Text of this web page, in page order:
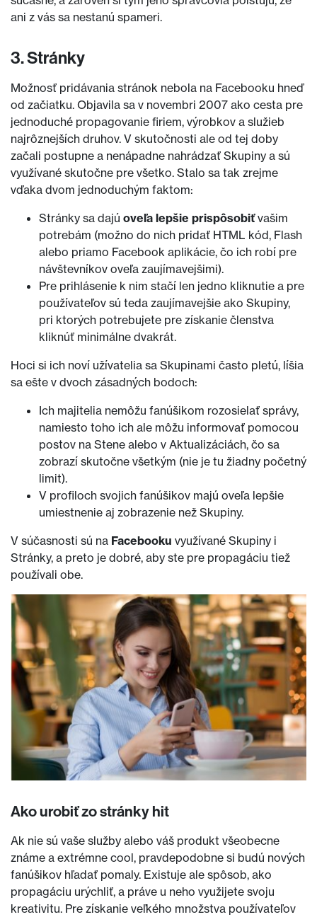
ani z vás sa nestanú spameri.
3. Stránky
Možnosť pridávania stránok nebola na Facebooku hneď
od začiatku. Objavila sa v novembri 2007 ako cesta pre
jednoduché propagovanie firiem, výrobkov a služieb
najrôznejších druhov. V skutočnosti ale od tej doby
začali postupne a nenápadne nahrádzať Skupiny a sú
využívané skutočne pre všetko. Stalo sa tak zrejme
vďaka dvom jednoduchým faktom:
Stránky sa dajú oveľa lepšie prispôsobiťvašim
potrebám (možno do nich pridať HTML kód, Flash
alebo priamo Facebook aplikácie, čo ich robí pre
návštevníkov oveľa zaujímavejšimi).
Pre prihlásenie k nim stačí len jedno kliknutie a pre
používateľov sú teda zaujímavejšie ako Skupiny,
pri ktorých potrebujete pre získanie členstva
kliknúť minimálne dvakrát.
Hoci si ich noví užívatelia sa Skupinami často pletú, líšia
sa ešte v dvoch zásadných bodoch:
Ich majitelia nemôžu fanúšikom rozosielať správy,
namiesto toho ich ale môžu informovať pomocou
postov na Stene alebo v Aktualizáciách, čo sa
zobrazí skutočne všetkým (nie je tu žiadny početný
limit).
V profiloch svojich fanúšikov majú oveľa lepšie
umiestnenie aj zobrazenie než Skupiny.
V súčasnosti sú na Facebooku využívané Skupiny i
Stránky, a preto je dobré, aby ste pre propagáciu tiež
používali obe.
Ako urobiť zo stránky hit
Ak nie sú vaše služby alebo váš produkt všeobecne
známe a extrémne cool, pravdepodobne si budú nových
fanúšikov hľadať pomaly. Existuje ale spôsob, ako
propagáciu urýchliť, a práve u neho využijete svoju
kreativitu. Pre získanie veľkého množstva používateľov